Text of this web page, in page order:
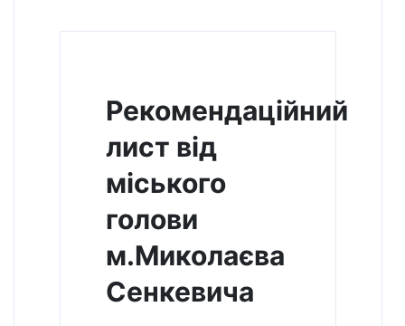
Рекомендаційний
лист від
міського
голови
м.Миколаєва
Сенкевича